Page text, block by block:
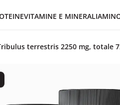
VITAMINE E MINERALI
terrestris 2250 mg, totale